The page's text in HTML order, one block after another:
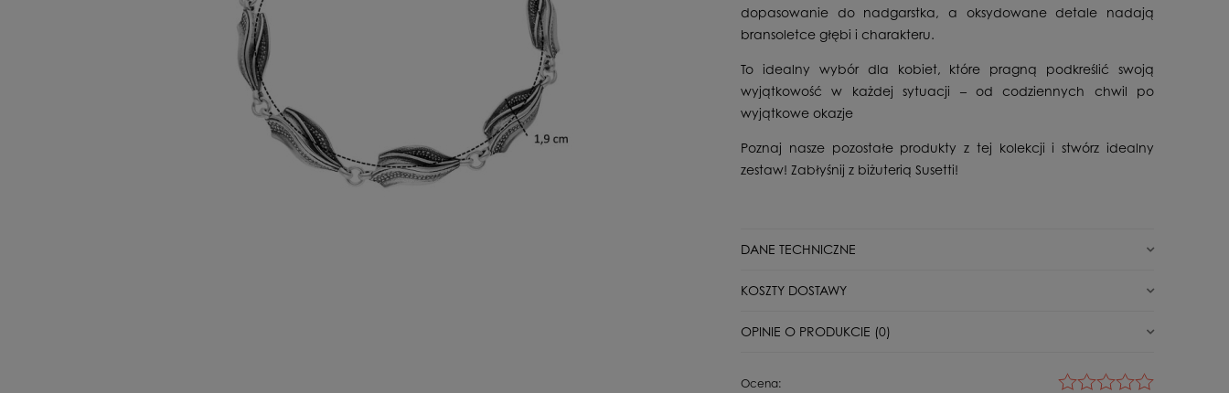
dopasowanie do nadgarstka, a oksydowane detale nadają
bransoletce głębi i charakteru.
To idealny wybór dla kobiet, które pragną podkreślić swoją
wyjątkowość w każdej sytuacji – od codziennych chwil po
wyjątkowe okazje
Poznaj nasze pozostałe produkty z tej kolekcji i stwórz idealny
zestaw! Zabłyśnij z biżuterią Susetti!
DANE TECHNICZNE
Stan
Dla kogo
KOSZTY DOSTAWY
DPD Pickup punkt odbioru/automat paczkowy
OPINIE O PRODUKCIE (0)
czy pochodzą one od klientów, którzy kupili dany produkt.
Ocena: